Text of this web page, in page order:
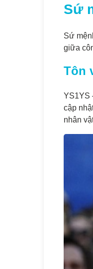
Sứ
Sứ
giữa
Tôn
YS1YS
cập
nhân